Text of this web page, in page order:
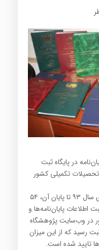
از ۵۴ هزار پايان‌نامه در پايگاه ثبت
تحصیلات تکمیلی کشور
به گزارش خبرگزاری مهر، از ابتداي سال ۹۳ تا پايان آن، ۵۴
ثبت اطلاعات پایان‌نامه‌ها و
در وب‌سايت پژوهشگاه
رسید که از این میزان